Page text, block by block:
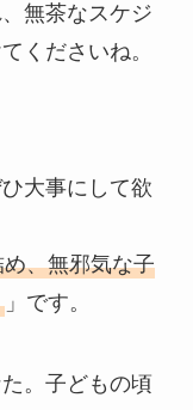
無茶なスケジ
くださいね。
大事にして欲
、無邪気な子
」です。
。子どもの頃